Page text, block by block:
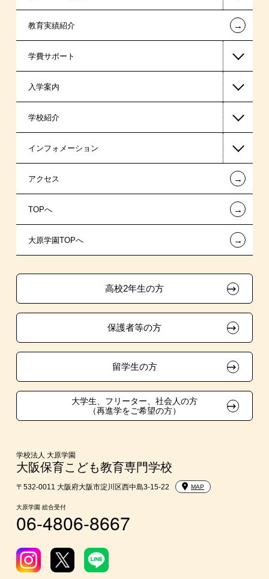
保育士・幼稚園教諭系
教育実績紹介 ←
学費サポート
高等教育の修学支援新制度
日本学生支援機構の奨学金
日本政策金融公庫（国の教育ローン）
提携教育ローン
新聞奨学生
保育士修学資金貸付制度
試験による特待生制度
面接のみによる特待生制度
取得資格による特待生制度
クラブ特待生制度
入学案内
一般入学
AO入学制度
指定校推薦入学
特別推薦入学
推薦入学
生徒会活動推薦入学
自己推薦入学
大学・短大・公務員併願制度
学校紹介
在校生からあなたへ
夢を叶えた先輩たち
施設・研修所
学生寮・マンションのご案内
大原学園グループ案内
インフォメーション
お知らせ・新着情報
在校生へのお知らせ
各種証明書の発行ご希望の方
採用ご担当の方
アクセス ←
TOPへ ←
大原学園TOPへ ←
高校2年生の方
保護者等の方
留学生の方
大学生、フリーター、社会人の方
（再進学をご希望の方）
学校法人 大原学園
大阪保育こども教育専門学校
〒532-0011 大阪府大阪市淀川区西中島3-15-22 MAP
大原学園 総合受付
06-4806-8667